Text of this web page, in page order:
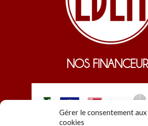
Gérer le consentement aux
cookies
NOS